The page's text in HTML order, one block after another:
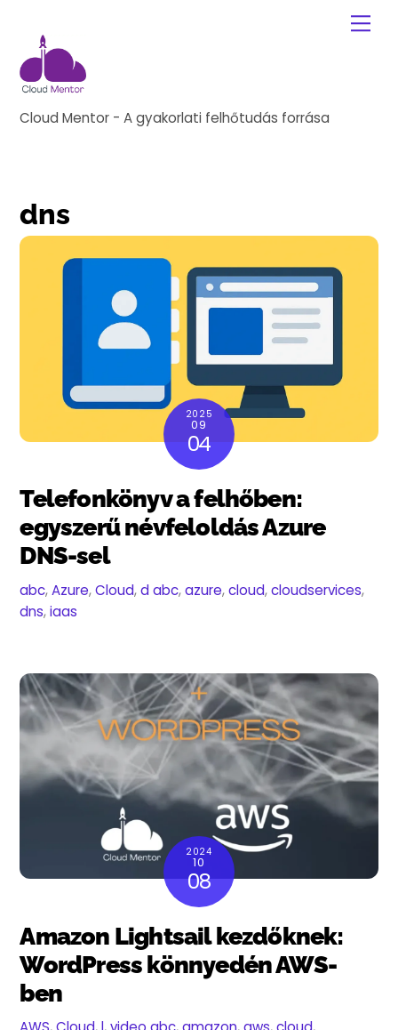
content
Cloud Mentor - A gyakorlati felhőtudás forrása
dns
2025
09
04
Telefonkönyv a felhőben:
egyszerű névfeloldás Azure
DNS-sel
abc,Azure,Cloud,d abc,azure,cloud,cloudservices,
dns,iaas
2024
10
08
Amazon Lightsail kezdőknek:
WordPress könnyedén AWS-
ben